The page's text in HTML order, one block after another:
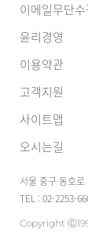
이메일무단
윤리경영
이용약관
고객지원
사이트맵
오시는길
서울 중구 동호
TEL : 02-2253-
Copyright